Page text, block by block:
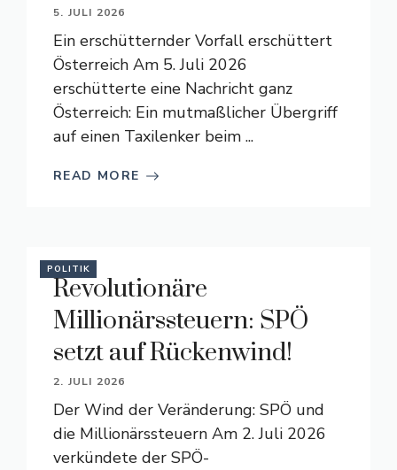
5. JULI 2026
Ein erschütternder Vorfall erschüttert
Österreich Am 5. Juli 2026
erschütterte eine Nachricht ganz
Österreich: Ein mutmaßlicher Übergriff
auf einen Taxilenker beim ...
READ MORE
POLITIK
Revolutionäre
Millionärssteuern: SPÖ
setzt auf Rückenwind!
2. JULI 2026
Der Wind der Veränderung: SPÖ und
die Millionärssteuern Am 2. Juli 2026
verkündete der SPÖ-